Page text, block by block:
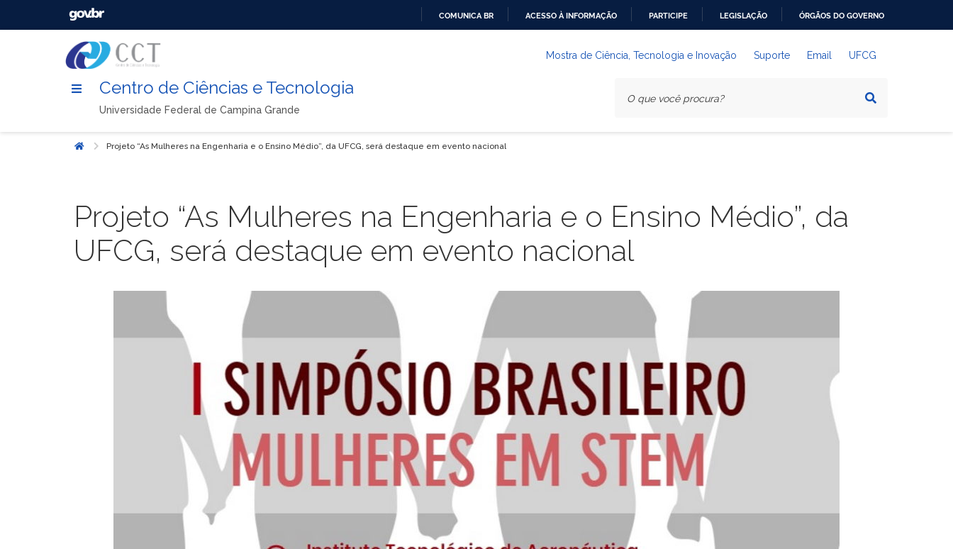
COMUNICA BR ACESSO À INFORMAÇÃO PARTICIPE LEGISLAÇÃO ÓRGÃOS DO GOVERNO
Mostra de Ciência, Tecnologia e Inovação Suporte Email UFCG
Centro de Ciências e Tecnologia
Universidade Federal de Campina Grande
Início Projeto “As Mulheres na Engenharia e o Ensino Médio”, da UFCG, será destaque em evento nacional
Projeto “As Mulheres na Engenharia e o Ensino Médio”, da
UFCG, será destaque em evento nacional